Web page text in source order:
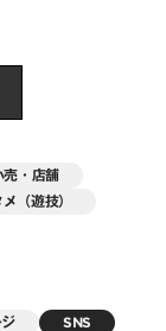
売・店舗
（遊技）
SNS